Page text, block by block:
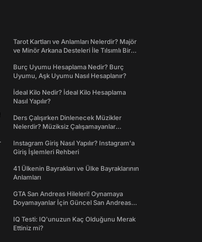
Tarot Kartları ve Anlamları Nelerdir? Majör
ve Minör Arkana Desteleri İle Tılsımlı Bir
Burç Uyumu Hesaplama Nedir? Burç
Uyumu, Aşk Uyumu Nasıl Hesaplanır?
İdeal Kilo Nedir? İdeal Kilo Hesaplama
Nasıl Yapılır?
Ders Çalışırken Dinlenecek Müzikler
Nelerdir? Müziksiz Çalışamayanlar
Instagram Giriş Nasıl Yapılır? Instagram'a
Giriş İşlemleri Rehberi
41 Ülkenin Bayrakları ve Ülke Bayraklarının
Anlamları
GTA San Andreas Hileleri! Oynamaya
Doyamayanlar İçin Güncel San Andreas
IQ Testi: IQ'unuzun Kaç Olduğunu Merak
Ettiniz mi?